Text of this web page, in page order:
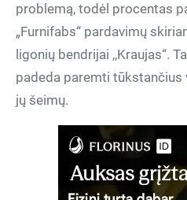
problemą, todėl procentas
„Furnifabs“ pardavimų
ligonių bendrijai ,,Kraujas“.
padeda paremti tūkstančius
jų šeimų.